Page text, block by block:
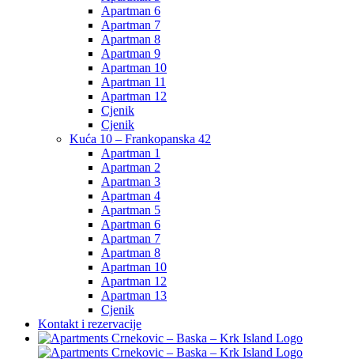
Apartman 6
Apartman 7
Apartman 8
Apartman 9
Apartman 10
Apartman 11
Apartman 12
Cjenik
Cjenik
Kuća 10 – Frankopanska 42
Apartman 1
Apartman 2
Apartman 3
Apartman 4
Apartman 5
Apartman 6
Apartman 7
Apartman 8
Apartman 10
Apartman 12
Apartman 13
Cjenik
Kontakt i rezervacije